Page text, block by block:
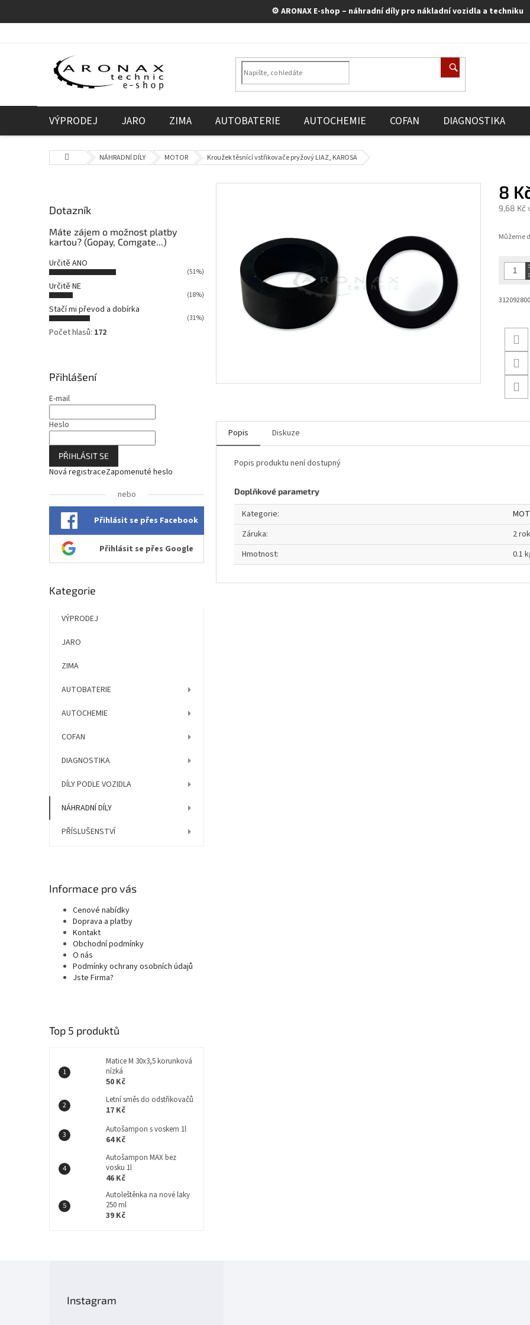
⚙️ ARONAX E-shop – náhradní díly pro nákladní vozidla a techniku
VÝPRODEJ JARO ZIMA AUTOBATERIE AUTOCHEMIE COFAN DIAGNOSTIKA
Domů NÁHRADNÍ DÍLY MOTOR Kroužek těsnící vstřikovače pryžový LIAZ, KAROSA
s
t
r
n
n
í
p
a
n
Dotazník
Máte zájem o možnost platby
kartou? (Gopay, Comgate...)
Určitě ANO
(51%)
Určitě NE
(18%)
Stačí mi převod a dobírka
(31%)
Počet hlasů: 172
Přihlášení
E-mail
Heslo
PŘIHLÁSIT SE
Nová registraceZapomenuté heslo
nebo
Přihlásit se přes Facebook
Přihlásit se přes Google
Přeskočit
Kategorie
VÝPRODEJ
JARO
ZIMA
AUTOBATERIE
AUTOCHEMIE
COFAN
DIAGNOSTIKA
DÍLY PODLE VOZIDLA
NÁHRADNÍ DÍLY
PŘÍSLUŠENSTVÍ
Informace pro vás
Cenové nabídky
Doprava a platby
Kontakt
Obchodní podmínky
O nás
Podmínky ochrany osobních údajů
Jste Firma?
Top 5 produktů
Matice M 30x3,5 korunková
nízká
50 Kč
Letní směs do odstřikovačů
17 Kč
Autošampon s voskem 1l
64 Kč
Autošampon MAX bez
vosku 1l
46 Kč
Autoleštěnka na nové laky
250 ml
39 Kč
8
9,68 Kč
cena:
Můžeme
312092800
Popis Diskuze
Popis produktu není dostupný
Doplňkové parametry
Kategorie:
Záruka:
2
Hmotnost: 0.1
Instagram